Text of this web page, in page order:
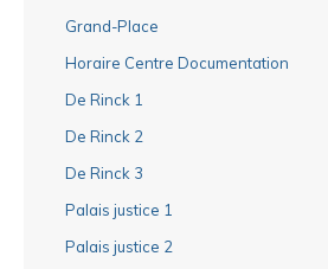
Grand-Place
Horaire Centre Documentation
De Rinck 1
De Rinck 2
De Rinck 3
Palais justice 1
Palais justice 2